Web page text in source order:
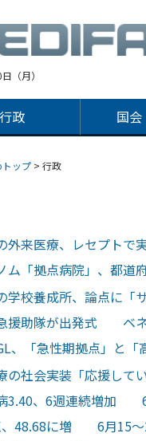
（月）
行政 国会
トップ > 行政
外来医療、レセプト
ム「拠点病院」、都
学校養成所、論点に
援助隊が出発式 ベネ
、「急性期拠点」と
の社会実装「応援し
3.40、6週連続増加
、48.68に増 6月15～